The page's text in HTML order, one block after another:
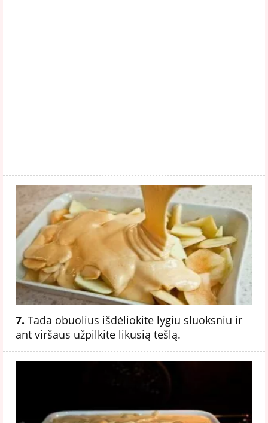
7. Tada obuolius išdėliokite lygiu sluoksniu ir
ant viršaus užpilkite likusią tešlą.